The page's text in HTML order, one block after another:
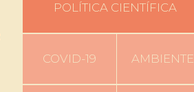
POLÍTICA CIENTÍFICA
COVID-19 AMBIENTE